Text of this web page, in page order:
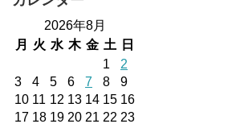
2026年8月
月
火 水 木 金 土
日
1
2
3
4 5 6 7 8
9
10 11 12 13 14 15 16
17 18 19 20 21 22 23